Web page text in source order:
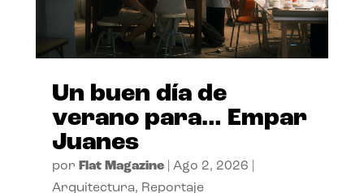
Un buen día de
verano para… Empar
Juanes
por Flat Magazine| Ago 2, 2026
Arquitectura, Reportaje